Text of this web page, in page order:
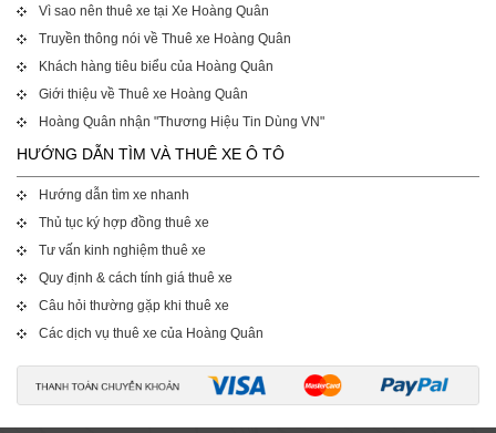
Vì sao nên thuê xe tại Xe Hoàng Quân
Truyền thông nói về Thuê xe Hoàng Quân
Khách hàng tiêu biểu của Hoàng Quân
Giới thiệu về Thuê xe Hoàng Quân
Hoàng Quân nhận "Thương Hiệu Tin Dùng VN"
HƯỚNG DẪN TÌM VÀ THUÊ XE Ô TÔ
Hướng dẫn tìm xe nhanh
Thủ tục ký hợp đồng thuê xe
Tư vấn kinh nghiệm thuê xe
Quy định & cách tính giá thuê xe
Câu hỏi thường gặp khi thuê xe
Các dịch vụ thuê xe của Hoàng Quân